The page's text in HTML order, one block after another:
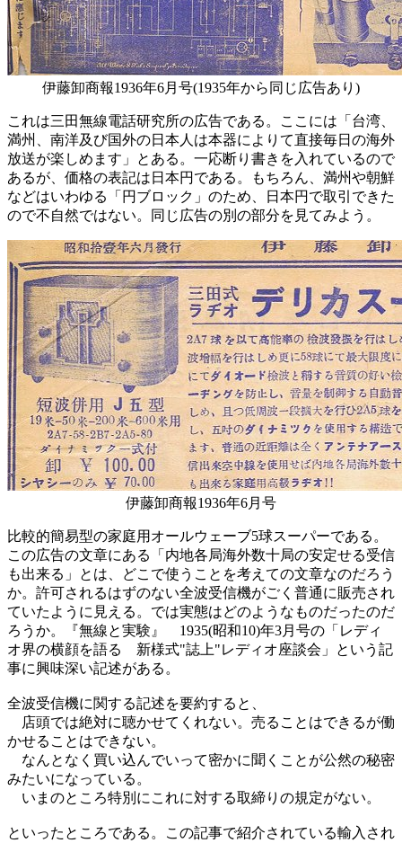
伊藤卸商報1936年6月号(1935年から同じ広告あり)
これは三田無線電話研究所の広告である。ここには「台湾、
満州、南洋及び国外の日本人は本器によりて直接毎日の海外
放送が楽しめます」とある。一応断り書きを入れているので
あるが、価格の表記は日本円である。もちろん、満州や朝鮮
などはいわゆる「円ブロック」のため、日本円で取引できた
ので不自然ではない。同じ広告の別の部分を見てみよう。
伊藤卸商報1936年6月号
比較的簡易型の家庭用オールウェーブ5球スーパーである。
この広告の文章にある「内地各局海外数十局の安定せる受信
も出来る」とは、どこで使うことを考えての文章なのだろう
か。許可されるはずのない全波受信機がごく普通に販売され
ていたように見える。では実態はどのようなものだったのだ
ろうか。『無線と実験』 1935(昭和10)年3月号の「レディ
オ界の横顔を語る 新様式"誌上"レディオ座談会」という記
事に興味深い記述がある。
全波受信機に関する記述を要約すると、
店頭では絶対に聴かせてくれない。売ることはできるが働
かせることはできない。
なんとなく買い込んでいって密かに聞くことが公然の秘密
みたいになっている。
いまのところ特別にこれに対する取締りの規定がない。
といったところである。この記事で紹介されている輸入され